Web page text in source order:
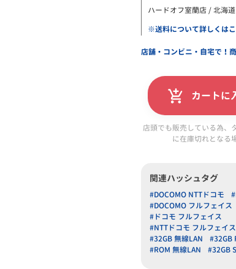
ハードオフ室蘭店 / 北海道
※送料について詳しくは
店舗・コンビニ・自宅で！
カートに
店頭でも販売している為、
に在庫切れとなる
関連ハッシュタグ
#DOCOMO NTTドコモ
#DOCOMO フルフェイス
#ドコモ フルフェイス
#NTTドコモ フルフェイス
#32GB 無線LAN
#32GB
#ROM 無線LAN
#32GB